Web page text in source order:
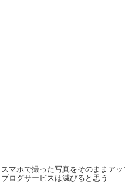
スマホで撮った写真をそのままア
ブログサービスは滅びると思う